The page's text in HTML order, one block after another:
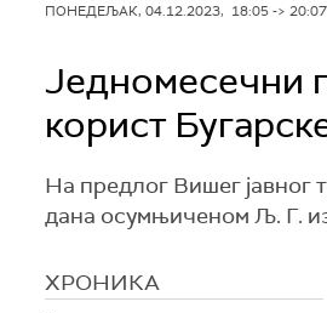
ПОНЕДЕЉАК, 04.12.2023, 18:05 -> 20:07
Једномесечни
корист
На предлог Вишег јавног
дана осумњиченом Љ. Г.
ХРОНИКА